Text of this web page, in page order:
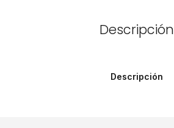
Descripción
Descripción